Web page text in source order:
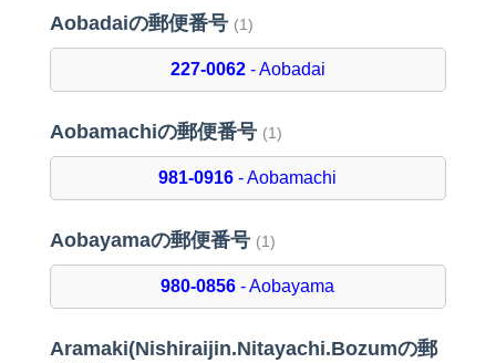
Aobadaiの郵便番号 (1)
227-0062- Aobadai
Aobamachiの郵便番号 (1)
981-0916 - Aobamachi
Aobayamaの郵便番号 (1)
980-0856 - Aobayama
Aramaki(Nishiraijin.Nitayachi.Bozumの郵